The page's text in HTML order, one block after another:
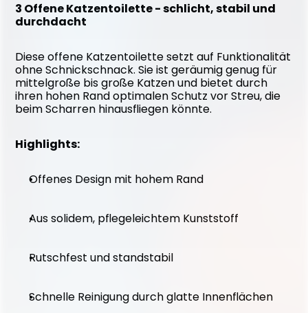
3 Offene Katzentoilette - schlicht, stabil und
durchdacht
Diese offene Katzentoilette setzt auf Funktionalität
ohne Schnickschnack. Sie ist geräumig genug für
mittelgroße bis große Katzen und bietet durch
ihren hohen Rand optimalen Schutz vor Streu, die
beim Scharren hinausfliegen könnte.
Highlights:
Offenes Design mit hohem Rand
Aus solidem, pflegeleichtem Kunststoff
Rutschfest und standstabil
Schnelle Reinigung durch glatte Innenflächen